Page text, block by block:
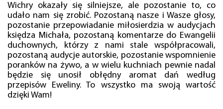
Wichry okazały się silniejsze, ale pozostanie to, co
udało nam się zrobić. Pozostaną nasze i Wasze głosy,
pozostanie przepowiadanie miłosierdzia w audycjach
księdza Michała, pozostaną komentarze do Ewangelii
duchownych, którzy z nami stale współpracowali,
pozostaną audycje autorskie, pozostanie wspomnienie
poranków na żywo, a w wielu kuchniach pewnie nadal
będzie się unosił obłędny aromat dań według
przepisów Eweliny. To wszystko ma swoją wartość
dzięki Wam!